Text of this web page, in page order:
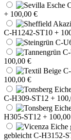
+ 100,00 €
C-H1242-ST10 +
100,00 €
100,00 €
C-H309-ST12 +
H305-ST12 +
gebleicht C-H3152-